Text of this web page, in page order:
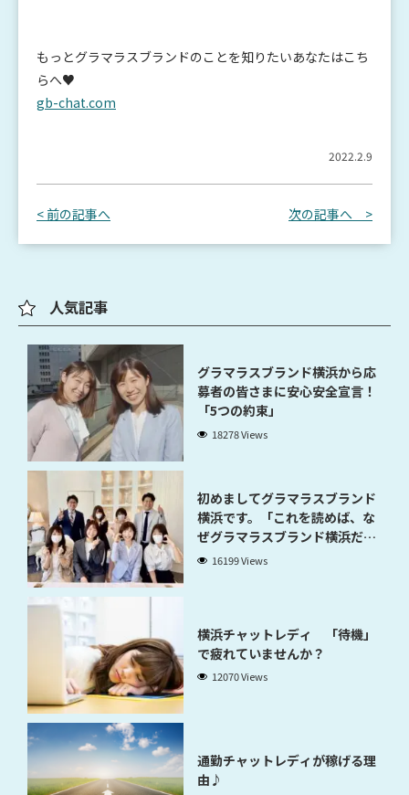
もっとグラマラスブランドのことを知りたいあなたはこち
らへ♥
gb-chat.com
2022.2.9
< 前の記事へ 次の記事へ >
人気記事
グラマラスブランド横浜から応
募者の皆さまに安心安全宣言！
「5つの約束」
18278 Views
初めましてグラマラスブランド
横浜です。「これを読めば、な
ぜグラマラスブランド横浜だと
稼げるのかが分かります」
16199 Views
横浜チャットレディ 「待機」
で疲れていませんか？
12070 Views
通勤チャットレディが稼げる理
由♪